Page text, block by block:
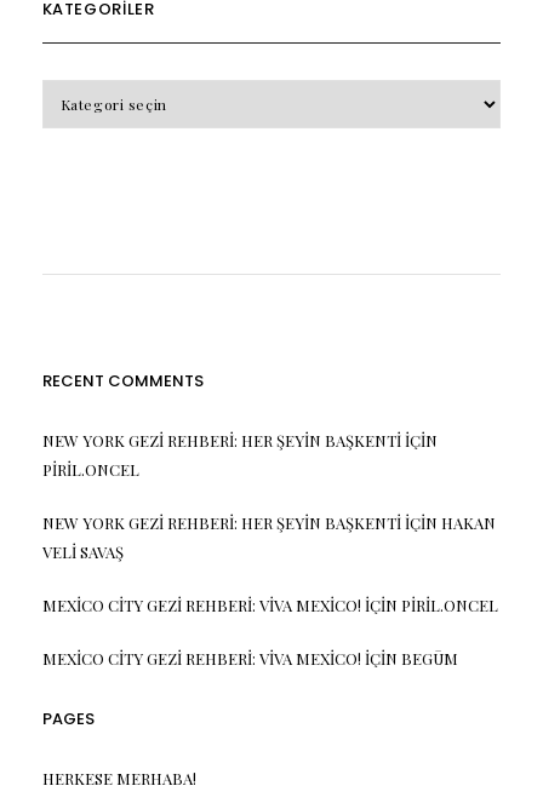
KATEGORILER
RECENT COMMENTS
NEW YORK GEZI REHBERI: HER ŞEYIN BAŞKENTIIÇIN
PIRIL.ONCEL
NEW YORK GEZI REHBERI: HER ŞEYIN BAŞKENTIIÇIN HAKAN
VELI SAVAŞ
MEXICO CITY GEZI REHBERI: VIVA MEXICO! IÇIN PIRIL.ONCEL
MEXICO CITY GEZI REHBERI: VIVA MEXICO! IÇIN BEGŪM
PAGES
HERKESE MERHABA!